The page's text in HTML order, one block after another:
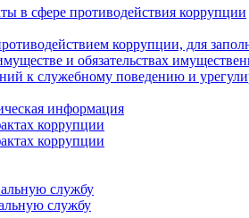
в сфере противодействия коррупции
коррупции, для
и обязательствах
к служебному поведению и
информация
коррупции
коррупции
службу
службу